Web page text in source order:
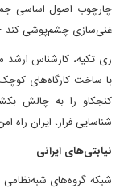
چارچوب اصول اساسی
غنی‌سازی چشم‌پوشی کند
با ساخت کارگاه‌های
کنجکاو را به چالش
شناسایی فرار، ایران
نیابتی‌های ایرانی
شبکه گروه‌های